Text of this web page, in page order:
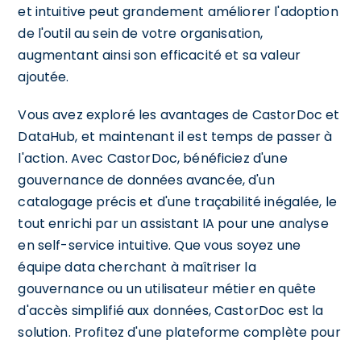
et intuitive peut grandement améliorer l'adoption
de l'outil au sein de votre organisation,
augmentant ainsi son efficacité et sa valeur
ajoutée.
Vous avez exploré les avantages de CastorDoc et
DataHub, et maintenant il est temps de passer à
l'action. Avec CastorDoc, bénéficiez d'une
gouvernance de données avancée, d'un
catalogage précis et d'une traçabilité inégalée, le
tout enrichi par un assistant IA pour une analyse
en self-service intuitive. Que vous soyez une
équipe data cherchant à maîtriser la
gouvernance ou un utilisateur métier en quête
d'accès simplifié aux données, CastorDoc est la
solution. Profitez d'une plateforme complète pour